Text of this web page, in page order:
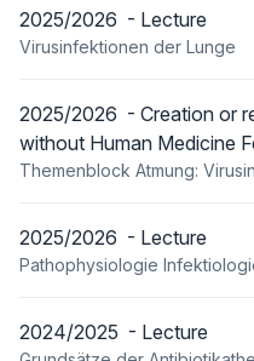
2025/2026 - Lecture
Virusinfektionen der Lunge
2025/2026 - Creation or
without Human Medicine
Themenblock Atmung:
2025/2026 - Lecture
Pathophysiologie
2024/2025 - Lecture